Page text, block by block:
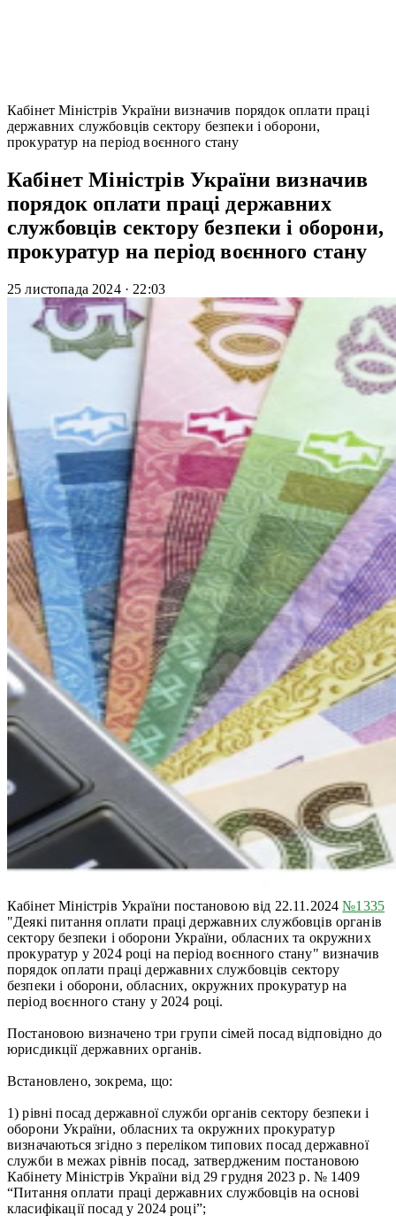
Кабінет Міністрів України визначив порядок оплати праці
державних службовців сектору безпеки і оборони,
прокуратур на період воєнного стану
Кабінет Міністрів України визначив
порядок оплати праці державних
службовців сектору безпеки і оборони,
прокуратур на період воєнного стану
25 листопада 2024 · 22:03
Кабінет Міністрів України постановою від 22.11.2024№1335
"Деякі питання оплати праці державних службовців органів
сектору безпеки і оборони України, обласних та окружних
прокуратур у 2024 році на період воєнного стану" визначив
порядок оплати праці державних службовців сектору
безпеки і оборони, обласних, окружних прокуратур на
період воєнного стану у 2024 році.
Постановою визначено три групи сімей посад відповідно до
юрисдикції державних органів.
Встановлено, зокрема, що:
1) рівні посад державної служби органів сектору безпеки і
оборони України, обласних та окружних прокуратур
визначаються згідно з переліком типових посад державної
служби в межах рівнів посад, затвердженим постановою
Кабінету Міністрів України від 29 грудня 2023 р. № 1409
“Питання оплати праці державних службовців на основі
класифікації посад у 2024 році”;